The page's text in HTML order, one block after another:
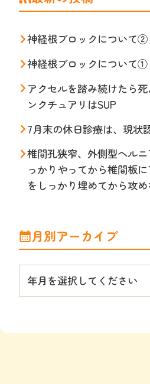
神経根ブロックについて②
神経根ブロックについて①
アクセルを踏み続けたら
ンクチュアリはSUP
7月末の休日診療は、現状
椎間孔狭窄、外側型ヘル
っかりやってから椎間板
をしっかり埋めてから攻
月別アーカイブ
年月を選択してください